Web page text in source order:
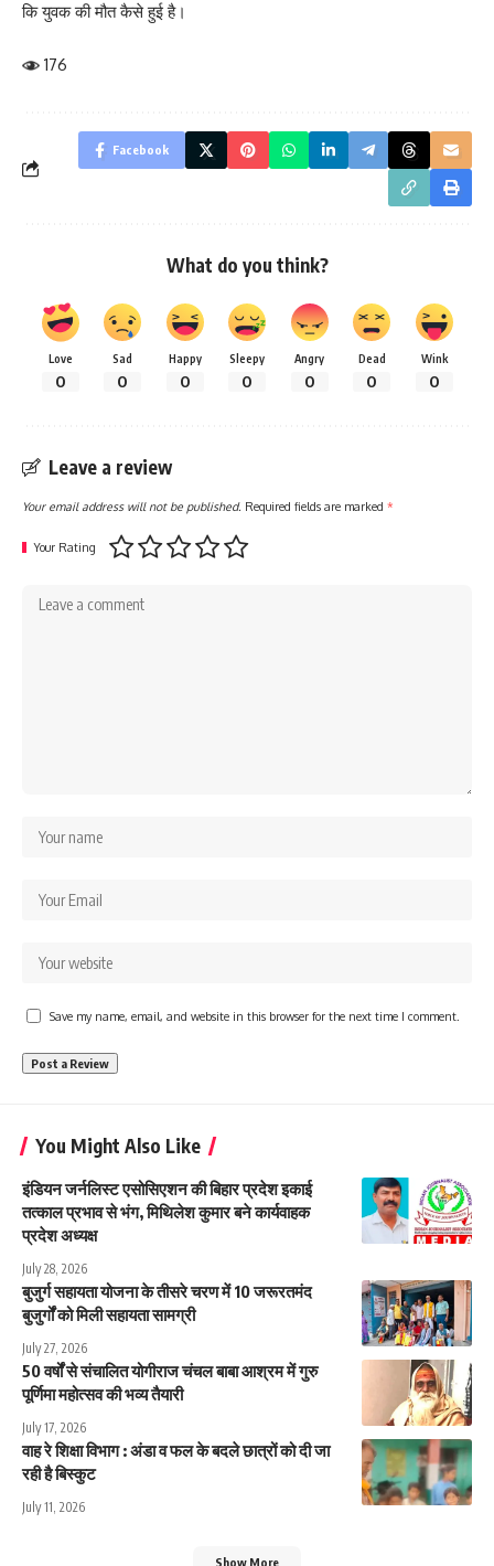
कि युवक की मौत कैसे हुई है।
176
Facebook
What do you think?
Love
0
Sad
0
Happy
0
Sleepy
0
Angry
0
Dead
0
Wink
0
Leave a review
Your email address will not be published. Required fields are marked *
Your Rating
Save my name, email, and website in this browser for the next time I comment.
You Might Also Like
इंडियन जर्नलिस्ट एसोसिएशन की बिहार प्रदेश इकाई
तत्काल प्रभाव से भंग, मिथिलेश कुमार बने कार्यवाहक
प्रदेश अध्यक्ष
July 28, 2026
बुजुर्ग सहायता योजना के तीसरे चरण में 10 जरूरतमंद
बुजुर्गों को मिली सहायता सामग्री
July 27, 2026
50 वर्षों से संचालित योगीराज चंचल बाबा आश्रम में गुरु
पूर्णिमा महोत्सव की भव्य तैयारी
July 17, 2026
वाह रे शिक्षा विभाग : अंडा व फल के बदले छात्रों को दी जा
रही है बिस्कुट
July 11, 2026
Show More